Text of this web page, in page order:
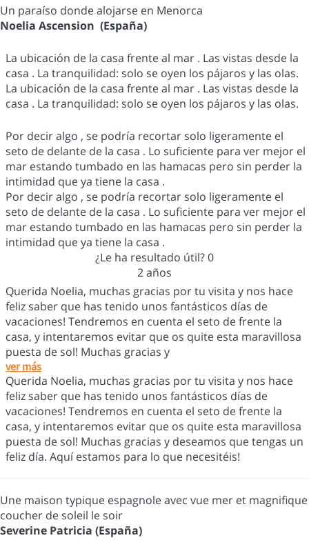
Un paraíso donde alojarse en Menorca
Noelia Ascension (España)
La ubicación de la casa frente al mar . Las vistas desde la
casa . La tranquilidad: solo se oyen los pájaros y las olas.
La ubicación de la casa frente al mar . Las vistas desde la
casa . La tranquilidad: solo se oyen los pájaros y las olas.
Por decir algo , se podría recortar solo ligeramente el
seto de delante de la casa . Lo suficiente para ver mejor el
mar estando tumbado en las hamacas pero sin perder la
intimidad que ya tiene la casa .
Por decir algo , se podría recortar solo ligeramente el
seto de delante de la casa . Lo suficiente para ver mejor el
mar estando tumbado en las hamacas pero sin perder la
intimidad que ya tiene la casa .
¿Le ha resultado útil?0
2 años
Querida Noelia, muchas gracias por tu visita y nos hace
feliz saber que has tenido unos fantásticos días de
vacaciones! Tendremos en cuenta el seto de frente la
casa, y intentaremos evitar que os quite esta maravillosa
puesta de sol! Muchas gracias y
ver más
Querida Noelia, muchas gracias por tu visita y nos hace
feliz saber que has tenido unos fantásticos días de
vacaciones! Tendremos en cuenta el seto de frente la
casa, y intentaremos evitar que os quite esta maravillosa
puesta de sol! Muchas gracias y deseamos que tengas un
feliz día. Aquí estamos para lo que necesitéis!
Une maison typique espagnole avec vue mer et magnifique
coucher de soleil le soir
Severine Patricia (España)